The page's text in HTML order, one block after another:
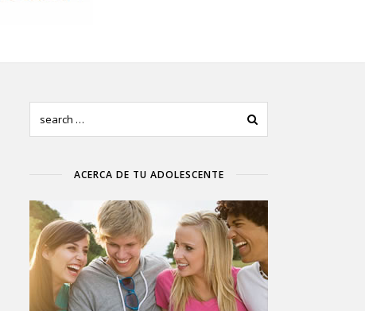
ACERCA DE TU ADOLESCENTE